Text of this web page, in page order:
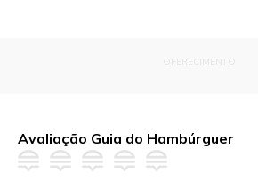
Avaliação Guia do Hambúrguer